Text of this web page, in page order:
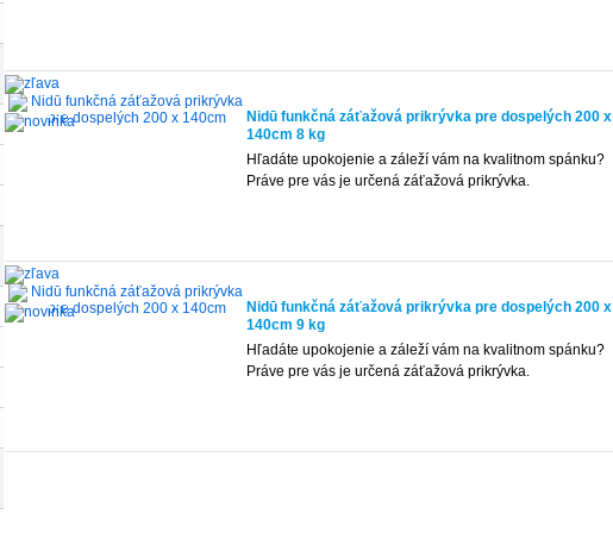
-16%
Nidū funkčná záťažová prikrývka pre dospelých 200 x
140cm 8 kg
Hľadáte upokojenie a záleží vám na kvalitnom spánku?
Práve pre vás je určená záťažová prikrývka.
-19%
Nidū funkčná záťažová prikrývka pre dospelých 200 x
140cm 9 kg
Hľadáte upokojenie a záleží vám na kvalitnom spánku?
Práve pre vás je určená záťažová prikrývka.